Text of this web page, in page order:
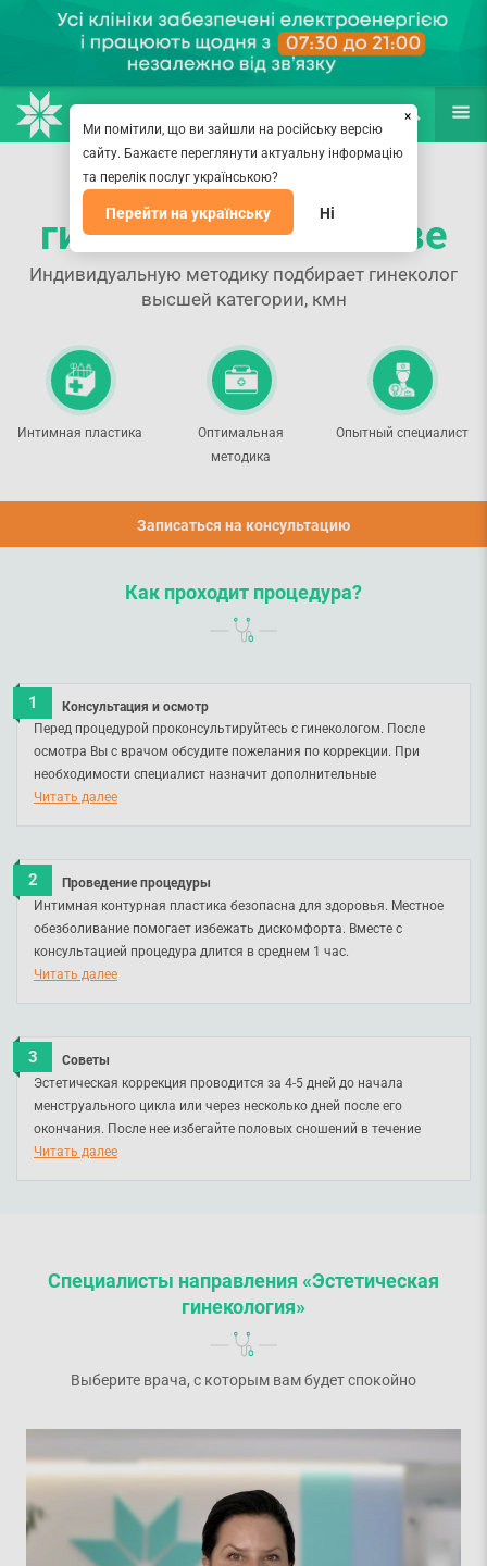
(067) 127-03-03
ПОИСК ЕЩЁ
Эстетическая
гинекология в Киеве
Индивидуальную методику подбирает гинеколог
высшей категории, кмн
Интимная пластика
Оптимальная
методика
Опытный специалист
Записаться на консультацию
Как проходит процедура?
Консультация и осмотр
Перед процедурой проконсультируйтесь с гинекологом. После
осмотра Вы с врачом обсудите пожелания по коррекции. При
необходимости специалист назначит дополнительные
обследования. Противопоказания к процедуре - воспаление.
Читать далее
Проведение процедуры
Интимная контурная пластика безопасна для здоровья. Местное
обезболивание помогает избежать дискомфорта. Вместе с
консультацией процедура длится в среднем 1 час.
Читать далее
Советы
Эстетическая коррекция проводится за 4-5 дней до начала
менструального цикла или через несколько дней после его
окончания. После нее избегайте половых сношений в течение
месяца.
Читать далее
Специалисты направления «Эстетическая
гинекология»
Выберите врача, с которым вам будет спокойно
×
Ми помітили, що ви зайшли на російську версію
сайту. Бажаєте переглянути актуальну інформацію
та перелік послуг українською?
Перейти на українську Ні